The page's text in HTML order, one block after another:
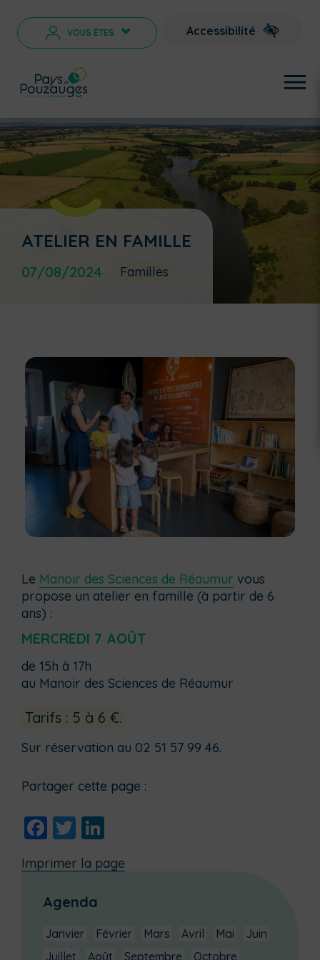
VOUS ÊTES > Accessibilité
ATELIER EN FAMILLE
07/08/2024 Familles
Le Manoir des Sciences de Réaumur vous
propose un atelier en famille (à partir de 6
ans) :
MERCREDI 7 AOÛT
de 15h à 17h
au Manoir des Sciences de Réaumur
Tarifs : 5 à 6 €.
Sur réservation au 02 51 57 99 46.
Partager cette page :
Facebook
Twitter
Imprimer la page
Agenda
Janvier Février Mars Avril Mai
Juin
Juillet
Août Septembre
Octobre